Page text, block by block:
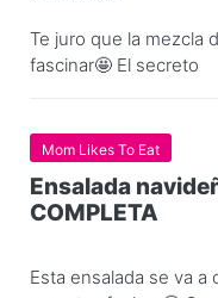
Te juro que la mezcla
fascinar🤩 El secreto
Mom Likes To Eat
Ensalada
COMPLETA
Esta ensalada se va